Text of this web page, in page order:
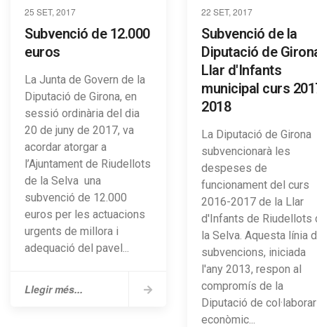
25 SET, 2017
Subvenció de 12.000
euros
La Junta de Govern de la
Diputació de Girona, en
sessió ordinària del dia
20 de juny de 2017, va
acordar atorgar a
l’Ajuntament de Riudellots
de la Selva una
subvenció de 12.000
euros per les actuacions
urgents de millora i
adequació del pavel...
Llegir més...
22 SET, 2017
Subvenció de la
Diputació de
Llar d'Infants
municipal curs
2018
La Diputació de Girona
subvencionarà les
despeses de
funcionament del curs
2016-2017 de la Llar
d'Infants de Riudellots
la Selva. Aquesta línia
subvencions, iniciada
l'any 2013, respon al
compromís de la
Diputació de col·laborar
econòmic...